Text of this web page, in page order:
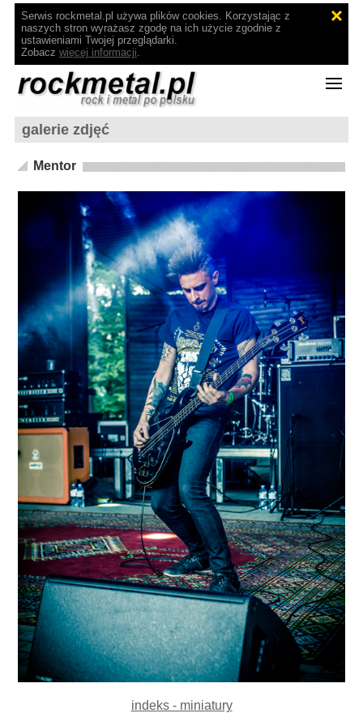
Serwis rockmetal.pl używa plików cookies. Korzystając z
naszych stron wyrażasz zgodę na ich użycie zgodnie z
ustawieniami Twojej przeglądarki.
Zobacz więcej informacji.
galerie zdjęć
Mentor
indeks - miniatury